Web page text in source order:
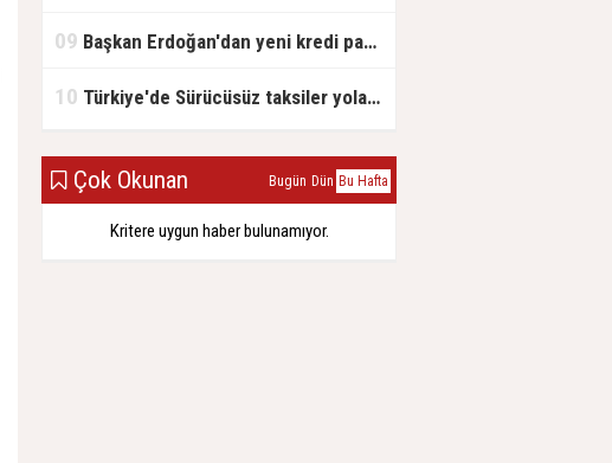
09 Başkan Erdoğan'dan yeni kredi paketi müjdesi: 6 ay geri ödemesiz, 36 ay vadeli
10 Türkiye'de Sürücüsüz taksiler yola çıkmaya hazırlanıyor
Çok Okunan Bugün Dün Bu Hafta
Kritere uygun haber bulunamıyor.